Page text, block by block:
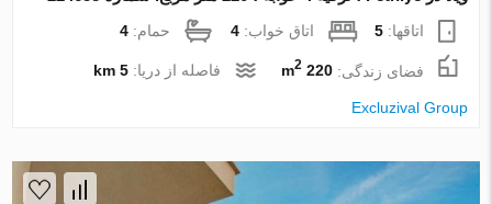
اتاقها:5 اتاق خواب:4 حمام:4
فضای زندگی:220 m
2 فاصله از دریا:5 km
Excluzival Group